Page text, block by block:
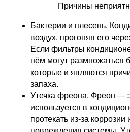
Причины
Бактерии и плесень.
воздух, прогоняя его
Если фильтры
нём могут размножаться
которые и являются
запаха.
Утечка фреона. Фреон —
используется в
протекать из-за